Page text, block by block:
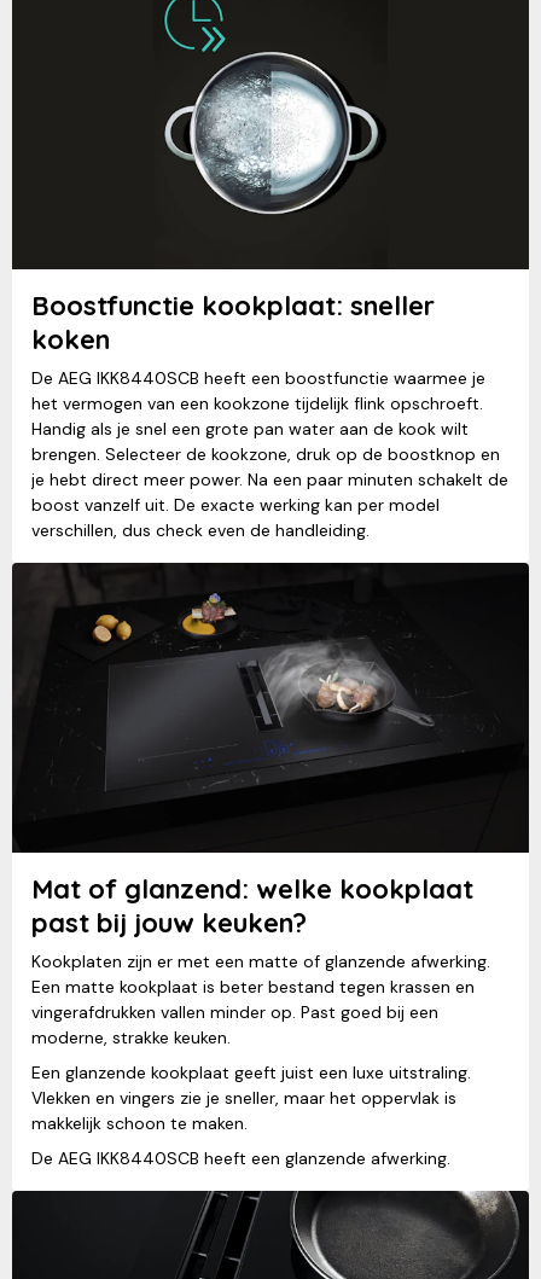
Boostfunctie kookplaat: sneller
koken
De AEG IKK8440SCB heeft een boostfunctie waarmee je
het vermogen van een kookzone tijdelijk flink opschroeft.
Handig als je snel een grote pan water aan de kook wilt
brengen. Selecteer de kookzone, druk op de boostknop en
je hebt direct meer power. Na een paar minuten schakelt de
boost vanzelf uit. De exacte werking kan per model
verschillen, dus check even de handleiding.
Mat of glanzend: welke kookplaat
past bij jouw keuken?
Kookplaten zijn er met een matte of glanzende afwerking.
Een matte kookplaat is beter bestand tegen krassen en
vingerafdrukken vallen minder op. Past goed bij een
moderne, strakke keuken.
Een glanzende kookplaat geeft juist een luxe uitstraling.
Vlekken en vingers zie je sneller, maar het oppervlak is
makkelijk schoon te maken.
De AEG IKK8440SCB heeft een glanzende afwerking.